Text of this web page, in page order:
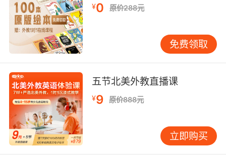
问题三 网络课程会不会卡顿？
互联网教育已经发展的很完善了，专业的课程和
稳定性是不必担心了，当然也需要良好的网络以
及设备支持。
¥0 原价288元
免费领取
五节北美外教直播课
¥9 原价888元
立即购买